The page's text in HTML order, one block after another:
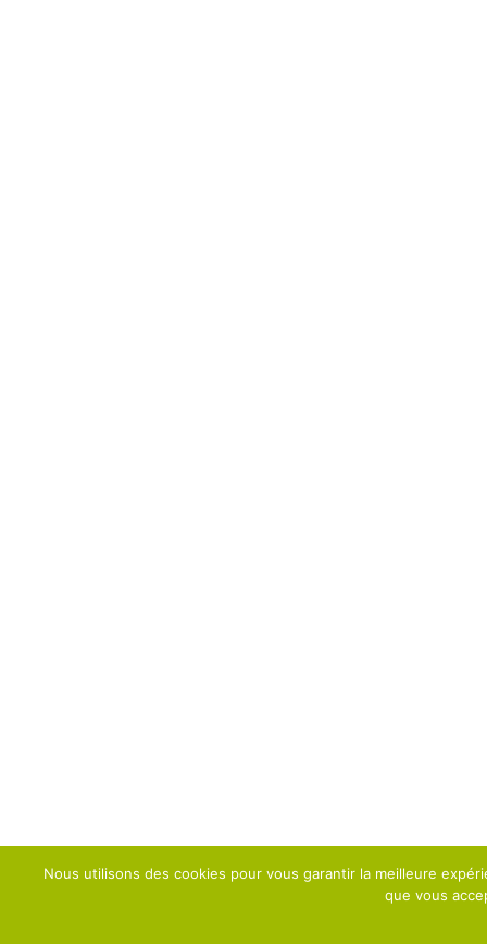
Nous utilisons des cookies pour vous garantir la meilleure
que vous